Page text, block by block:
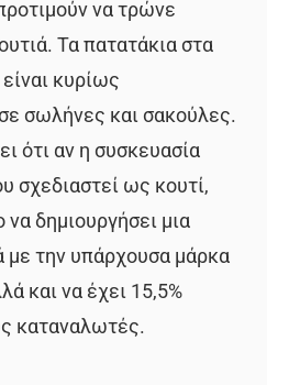
να τρώνε
Τα πατατάκια στα
κυρίως
σωλήνες και σακούλες.
ότι αν η συσκευασία
σχεδιαστεί ως κουτί,
να δημιουργήσει μια
με την υπάρχουσα μάρκα
και να έχει 15,5%
καταναλωτές.